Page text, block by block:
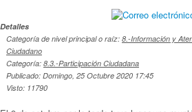
Detalles
Categoría de nivel principal o raíz: 8.-Información y
Ciudadano
Categoría: 8.3.-Participación Ciudadana
Publicado: Domingo, 25 Octubre 2020 17:45
Visto: 11790